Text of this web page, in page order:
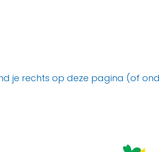
je rechts op deze pagina (of